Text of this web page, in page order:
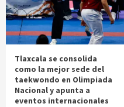
Tlaxcala se consolida
como la mejor sede del
taekwondo en Olimpiada
Nacional y apunta a
eventos internacionales